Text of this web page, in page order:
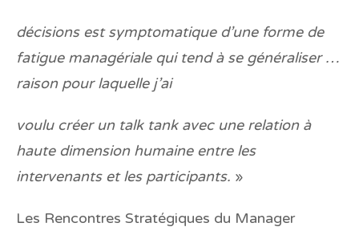
décisions est symptomatique d’une forme de
fatigue managériale qui tend à se généraliser …
raison pour laquelle j’ai
voulu créer un talk tank avec une relation à
haute dimension humaine entre les
intervenants et les participants. »
Les Rencontres Stratégiques du Manager